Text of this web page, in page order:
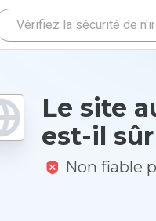
Le site
est-il
Non fiable